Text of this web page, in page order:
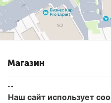
Магазин
Контакты
Наш сайт использует